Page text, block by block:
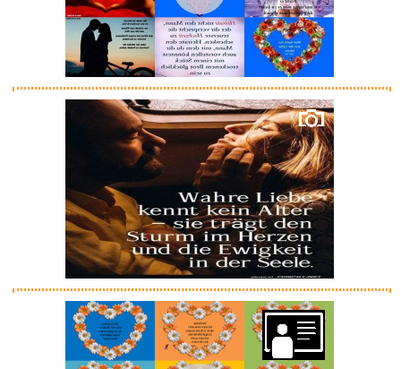
TRIXES Full-Size-Gitarrentasch...
Anzeige
We Demain - N� 48...